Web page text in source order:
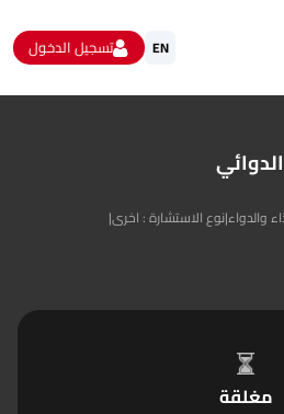
EN تسجيل الدخول
والدواء|نوع الاستشارة : اخرى|
مغلقة